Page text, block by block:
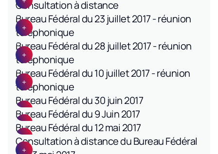
Consultation à distance
Bureau Fédéral du 23 juillet 2017 - réunion
téléphonique
Bureau Fédéral du 28 juillet 2017 - réunion
téléphonique
Bureau Fédéral du 10 juillet 2017 - réunion
téléphonique
Bureau Fédéral du 30 juin 2017
Bureau Fédéral du 9 Juin 2017
Bureau Fédéral du 12 mai 2017
Consultation à distance du Bureau Fédéral